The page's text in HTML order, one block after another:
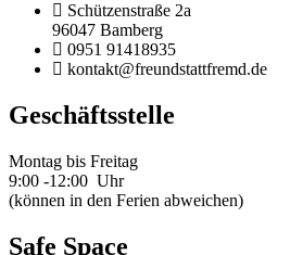
Schützenstraße 2a
96047 Bamberg
0951 91418935
kontakt@freundstattfremd.de
Geschäftsstelle
Montag bis Freitag
9:00 -12:00 Uhr
(können in den Ferien abweichen)
Safe Space